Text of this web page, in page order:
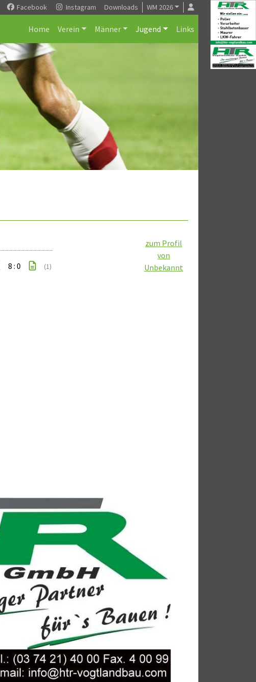
Facebook Instagram Downloads WM 2026
Home Verein Männer Jugend Links
zum Profil
von
Unbekannt
8 : 0 (1)